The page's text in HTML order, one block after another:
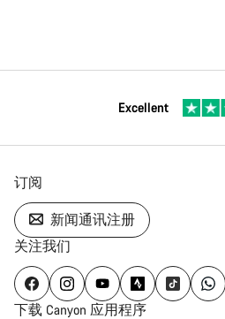
Excellent
订阅
新闻通讯注册
关注我们
下载 Canyon 应用程序